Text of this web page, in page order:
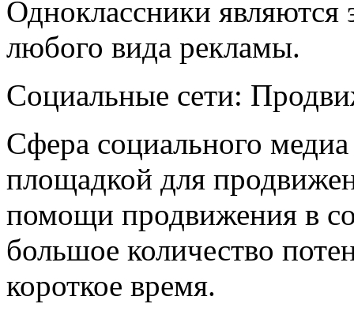
Одноклассники
любого вида рекламы.
Социальные сети:
Сфера социального
площадкой для
помощи продвижения в
большое количество
короткое время.